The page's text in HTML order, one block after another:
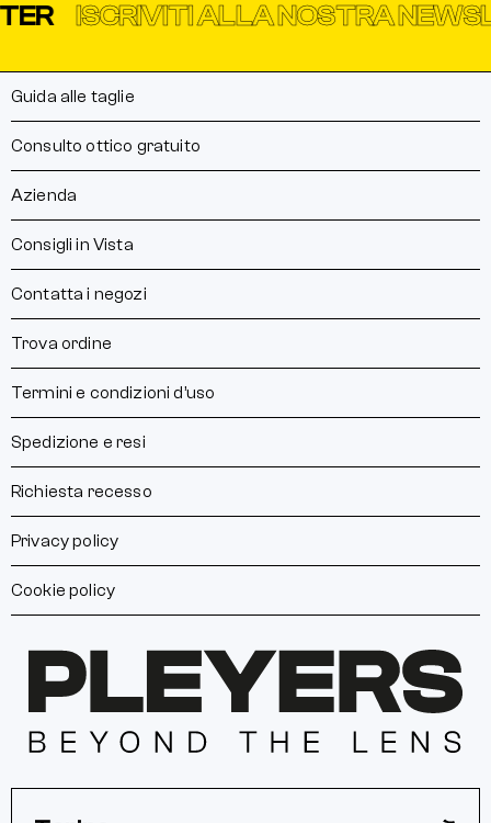
ISCRIVITI ALLA NOSTRA
Guida alle taglie
Consulto ottico gratuito
Azienda
Consigli in Vista
Contatta i negozi
Trova ordine
Termini e condizioni d’uso
Spedizione e resi
Richiesta recesso
Privacy policy
Cookie policy